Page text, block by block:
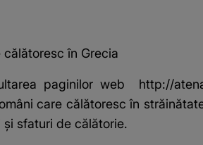
în Grecia
paginilor web http://
care călătoresc în
sfaturi de călătorie.